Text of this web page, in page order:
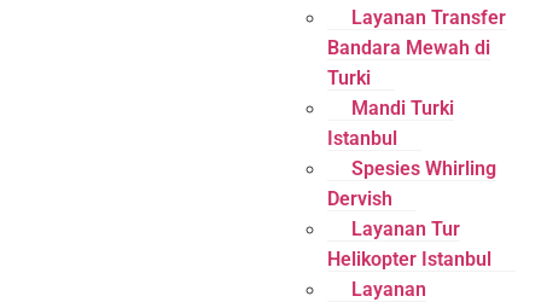
Layanan Transfer
Bandara Mewah di
Turki
Mandi Turki
Istanbul
Spesies Whirling
Dervish
Layanan Tur
Helikopter Istanbul
Layanan